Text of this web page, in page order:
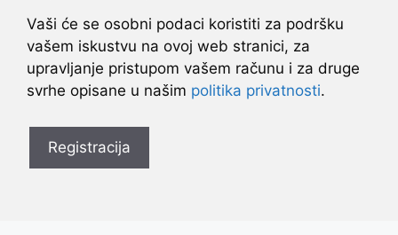
Vaši će se osobni podaci koristiti za podršku
vašem iskustvu na ovoj web stranici, za
upravljanje pristupom vašem računu i za druge
svrhe opisane u našim politika privatnosti.
Registracija